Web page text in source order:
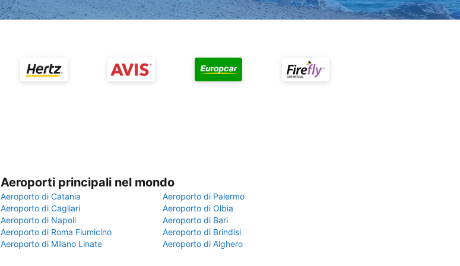
Aeroporti principali nel mondo
Aeroporto di Catania
Aeroporto di Palermo
Aeroporto di Cagliari
Aeroporto di Olbia
Aeroporto di Napoli
Aeroporto di Bari
Aeroporto di Roma Fiumicino
Aeroporto di Brindisi
Aeroporto di Milano Linate
Aeroporto di Alghero